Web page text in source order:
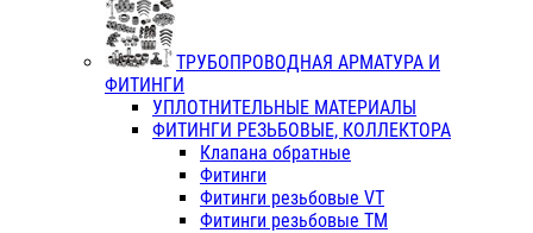
ТРУБОПРОВОДНАЯ АРМАТУРА И
ФИТИНГИ
УПЛОТНИТЕЛЬНЫЕ МАТЕРИАЛЫ
ФИТИНГИ РЕЗЬБОВЫЕ, КОЛЛЕКТОРА
Клапана обратные
Фитинги
Фитинги резьбовые VT
Фитинги резьбовые ТМ